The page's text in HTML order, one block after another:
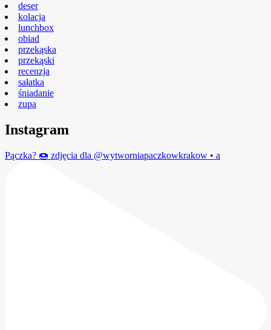
deser
kolacja
lunchbox
obiad
przekąska
przekąski
recenzja
sałatka
śniadanie
zupa
Instagram
Pączka? 🍩 zdjęcia dla @wytworniapaczkowkrakow • a